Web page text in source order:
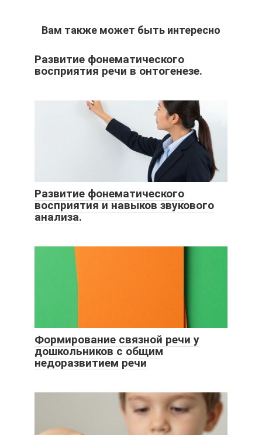
Вам также может быть интересно
Развитие фонематического
восприятия речи в онтогенезе.
Развитие фонематического
восприятия и навыков звукового
анализа.
Формирование связной речи у
дошкольников с общим
недоразвитием речи